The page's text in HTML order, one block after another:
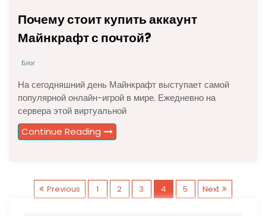
Почему стоит купить аккаунт
Майнкрафт с почтой?
Блог
На сегодняшний день Майнкрафт выступает самой
популярной онлайн-игрой в мире. Ежедневно на
сервера этой виртуальной
Continue Reading
П
Previous 1 2 3 4 5 Next